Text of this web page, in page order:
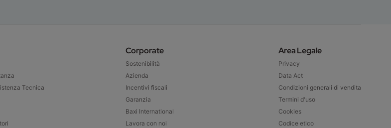
Tecnica
Corporate
Sostenibilità
Azienda
Incentivi fiscali
Garanzia
Baxi International
Lavora con noi
Area Legale
Privacy
Data Act
Condizioni generali di vendita
Termini d'uso
Cookies
Codice etico